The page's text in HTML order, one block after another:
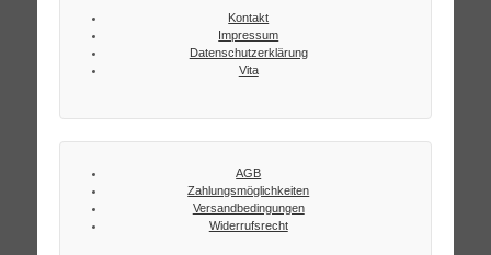
Kontakt
Impressum
Datenschutzerklärung
Vita
AGB
Zahlungsmöglichkeiten
Versandbedingungen
Widerrufsrecht